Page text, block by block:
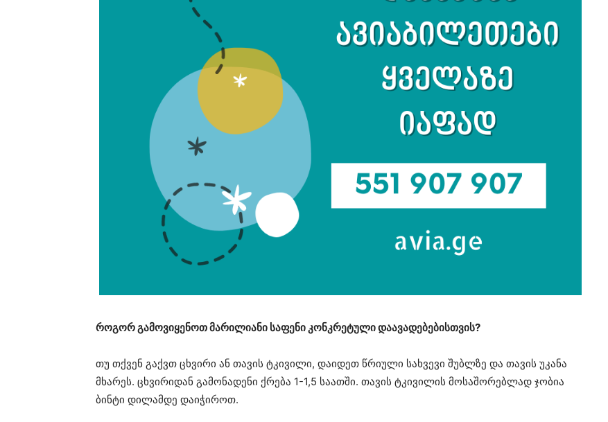
როგორ გამოვიყენოთ მარილიანი საფენი კონკრეტული დაავადებებისთვის?
თუ თქვენ გაქვთ ცხვირი ან თავის ტკივილი, დაიდეთ წრიული სახვევი შუბლზე და თავის უკანა
მხარეს. ცხვირიდან გამონადენი ქრება 1-1,5 საათში. თავის ტკივილის მოსაშორებლად ჯობია
ბინტი დილამდე დაიჭიროთ.